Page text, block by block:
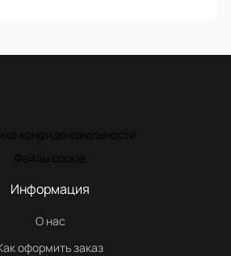
конфиденциальности
Файлы cookie
Информация
О нас
оформить заказ